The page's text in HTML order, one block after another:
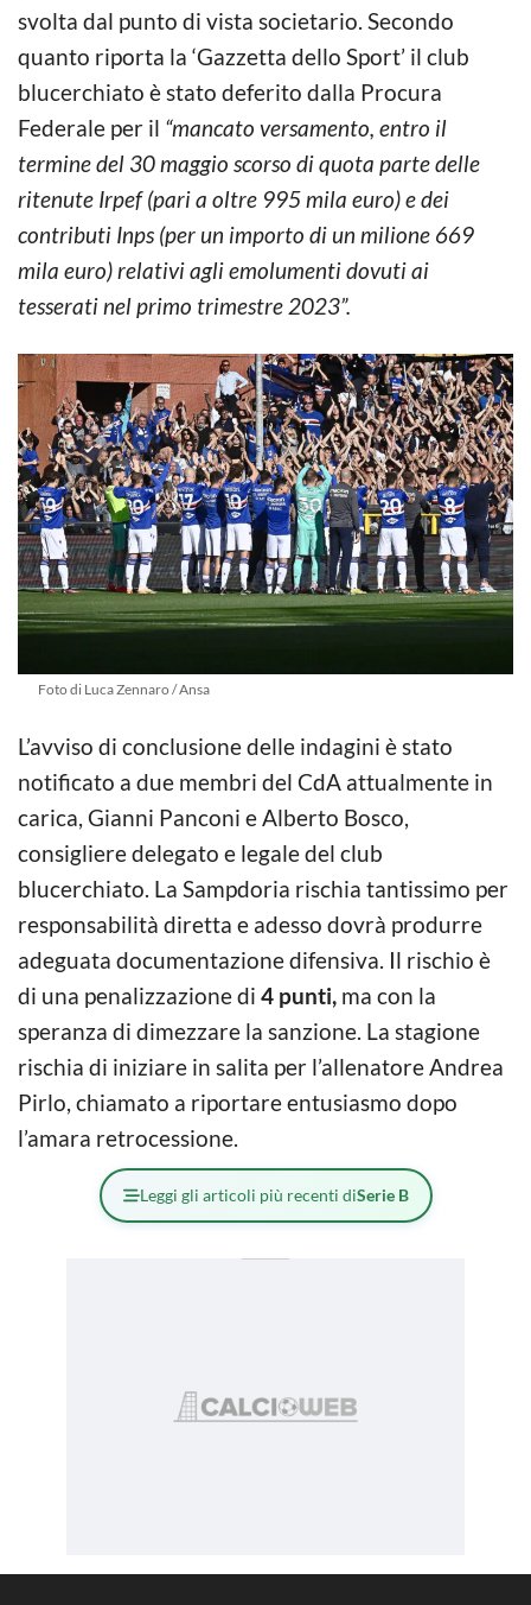
svolta dal punto di vista societario. Secondo
quanto riporta la ‘Gazzetta dello Sport’ il club
blucerchiato è stato deferito dalla Procura
Federale per il “mancato versamento, entro il
termine del 30 maggio scorso di quota parte delle
ritenute Irpef (pari a oltre 995 mila euro) e dei
contributi Inps (per un importo di un milione 669
mila euro) relativi agli emolumenti dovuti ai
tesserati nel primo trimestre 2023”.
Foto di Luca Zennaro / Ansa
L’avviso di conclusione delle indagini è stato
notificato a due membri del CdA attualmente in
carica, Gianni Panconi e Alberto Bosco,
consigliere delegato e legale del club
blucerchiato. La Sampdoria rischia tantissimo per
responsabilità diretta e adesso dovrà produrre
adeguata documentazione difensiva. Il rischio è
di una penalizzazione di 4 punti, ma con la
speranza di dimezzare la sanzione. La stagione
rischia di iniziare in salita per l’allenatore Andrea
Pirlo, chiamato a riportare entusiasmo dopo
l’amara retrocessione.
Leggi gli articoli più recenti diSerie B